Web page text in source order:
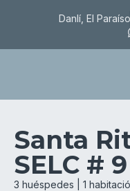
Danlí, El Paraíso
Santa
SELC # 9
3 huéspedes | 1